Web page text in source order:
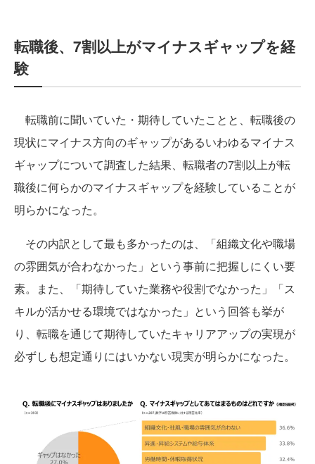
転職後、7割以上がマイナスギャップを経
験
転職前に聞いていた・期待していたことと、転職後の
現状にマイナス方向のギャップがあるいわゆるマイナス
ギャップについて調査した結果、転職者の7割以上が転
職後に何らかのマイナスギャップを経験していることが
明らかになった。
その内訳として最も多かったのは、「組織文化や職場
の雰囲気が合わなかった」という事前に把握しにくい要
素。また、「期待していた業務や役割でなかった」「ス
キルが活かせる環境ではなかった」という回答も挙が
り、転職を通じて期待していたキャリアアップの実現が
必ずしも想定通りにはいかない現実が明らかになった。